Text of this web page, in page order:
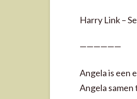
Harry Link –
——————
Angela is een
Angela